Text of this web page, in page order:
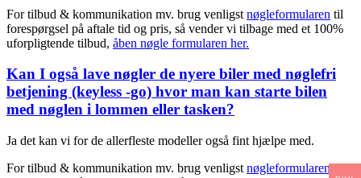
For tilbud & kommunikation mv. brug venligst nøgleformularen til
forespørgsel på aftale tid og pris, så vender vi tilbage med et 100%
uforpligtende tilbud, åben nøgle formularen her.
Kan I også lave nøgler de nyere biler med nøglefri
betjening (keyless -go) hvor man kan starte bilen
med nøglen i lommen eller tasken?
Ja det kan vi for de allerfleste modeller også fint hjælpe med.
For tilbud & kommunikation mv. brug venligst nøgleformularentil